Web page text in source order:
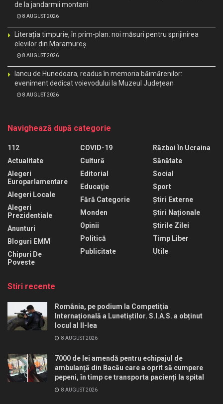
de la jandarmii montani
8 AUGUST 2026
Literația timpurie, în prim-plan: noi măsuri pentru sprijinirea
elevilor din Maramureș
8 AUGUST 2026
Iancu de Hunedoara, readus în memoria băimărenilor:
eveniment dedicat voievodului la Muzeul Județean
8 AUGUST 2026
Navighează după categorie
112
Actualitate
Alegeri
Europarlamentare
Alegeri Locale
Alegeri
Prezidentiale
Anunturi
Bloguri EMM
Chipuri De
Poveste
COVID-19
Cultură
Editorial
Educaţie
Fără Categorie
Monden
Opinii
Politică
Publicitate
Război În Ucraina
Sănătate
Social
Sport
Știri Externe
Știri Naționale
Știrile Zilei
Timp Liber
Utile
Stiri recente
România, pe podium la Competiția
Internațională a Lunetiștilor. S.I.A.S. a obținut
locul al II-lea
8 AUGUST 2026
7000 de lei amendă pentru echipajul de
ambulanță din Bacău care a oprit să cumpere
pepeni, în timp ce transporta pacienți la spital
8 AUGUST 2026